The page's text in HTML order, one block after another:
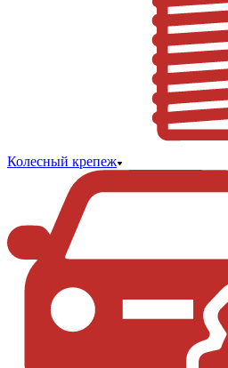
Колесный крепеж